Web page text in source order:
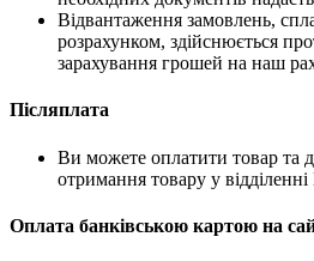
Відвантаження замовлень,
розрахунком, здійснюється
зарахування грошей на наш
Післяплата
Ви можете оплатити товар та
отримання товару у
Оплата банківською картою на